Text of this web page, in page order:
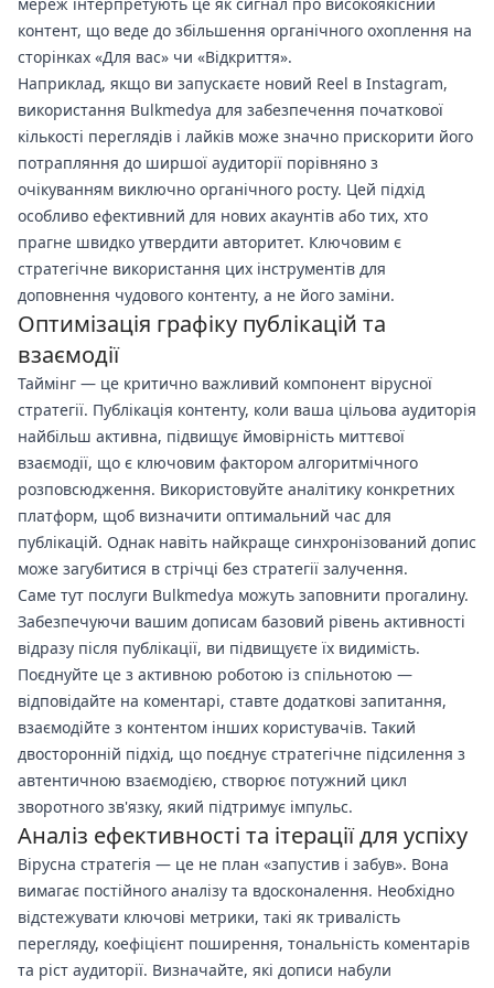
контент, що веде до збільшення органічного охоплення на
сторінках «Для вас» чи «Відкриття».
Наприклад, якщо ви запускаєте новий Reel в Instagram,
використання Bulkmedya для забезпечення початкової
кількості переглядів і лайків може значно прискорити його
потрапляння до ширшої аудиторії порівняно з
очікуванням виключно органічного росту. Цей підхід
особливо ефективний для нових акаунтів або тих, хто
прагне швидко утвердити авторитет. Ключовим є
стратегічне використання цих інструментів для
доповнення чудового контенту, а не його заміни.
Оптимізація графіку публікацій та
взаємодії
Таймінг — це критично важливий компонент вірусної
стратегії. Публікація контенту, коли ваша цільова аудиторія
найбільш активна, підвищує ймовірність миттєвої
взаємодії, що є ключовим фактором алгоритмічного
розповсюдження. Використовуйте аналітику конкретних
платформ, щоб визначити оптимальний час для
публікацій. Однак навіть найкраще синхронізований допис
може загубитися в стрічці без стратегії залучення.
Саме тут послуги Bulkmedya можуть заповнити прогалину.
Забезпечуючи вашим дописам базовий рівень активності
відразу після публікації, ви підвищуєте їх видимість.
Поєднуйте це з активною роботою із спільнотою —
відповідайте на коментарі, ставте додаткові запитання,
взаємодійте з контентом інших користувачів. Такий
двосторонній підхід, що поєднує стратегічне підсилення з
автентичною взаємодією, створює потужний цикл
зворотного зв'язку, який підтримує імпульс.
Аналіз ефективності та ітерації для успіху
Вірусна стратегія — це не план «запустив і забув». Вона
вимагає постійного аналізу та вдосконалення. Необхідно
відстежувати ключові метрики, такі як тривалість
перегляду, коефіцієнт поширення, тональність коментарів
та ріст аудиторії. Визначайте, які дописи набули